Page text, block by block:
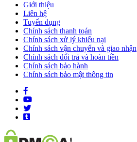
Giới thiệu
Liên hệ
Tuyển dụng
Chính sách thanh toán
Chính sách xử lý khiếu nại
Chính sách vận chuyển và giao nhận
Chính sách đổi trả và hoàn tiền
Chính sách bảo hành
Chính sách bảo mật thông tin